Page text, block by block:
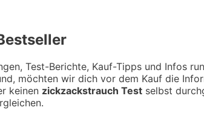
Test-Berichte, Kauf-Tipps und Infos
möchten wir dich vor dem Kauf die
keinen zickzackstrauch Test selbst